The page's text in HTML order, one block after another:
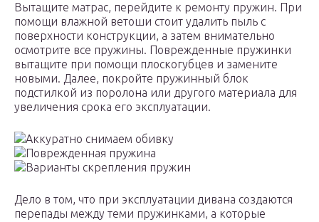
Вытащите матрас, перейдите к ремонту пружин. При
помощи влажной ветоши стоит удалить пыль с
поверхности конструкции, а затем внимательно
осмотрите все пружины. Поврежденные пружинки
вытащите при помощи плоскогубцев и замените
новыми. Далее, покройте пружинный блок
подстилкой из поролона или другого материала для
увеличения срока его эксплуатации.
Аккуратно снимаем обивку
Поврежденная пружина
Варианты скрепления пружин
Дело в том, что при эксплуатации дивана создаются
перепады между теми пружинками, а которые